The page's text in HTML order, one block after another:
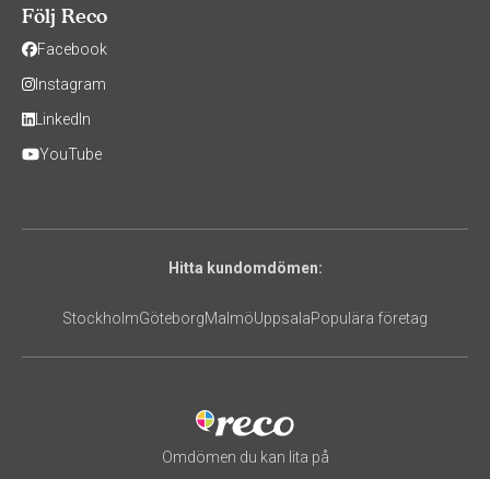
Följ Reco
Facebook
Instagram
LinkedIn
YouTube
Hitta kundomdömen:
StockholmGöteborgMalmöUppsalaPopulära företag
Omdömen du kan lita på